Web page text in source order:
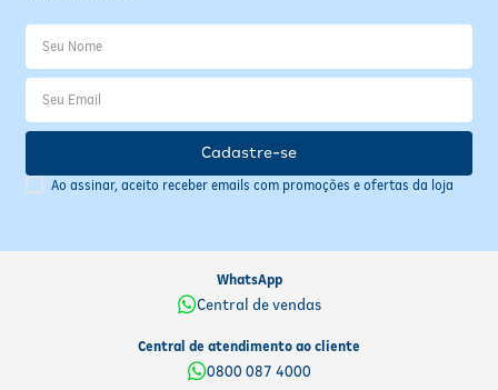
Ao assinar, aceito receber emails com promoções e ofertas da loja
Cadastre-se
WhatsApp
Central de vendas
Central de atendimento ao cliente
0800 087 4000